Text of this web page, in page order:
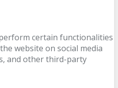
certain functionalities
website on social media
and other third-party